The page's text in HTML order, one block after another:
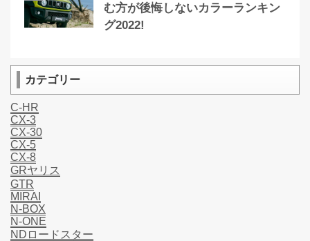
む方が後悔しないカラーランキン
グ2022!
カテゴリー
C-HR
CX-3
CX-30
CX-5
CX-8
GRヤリス
GTR
MIRAI
N-BOX
N-ONE
NDロードスター